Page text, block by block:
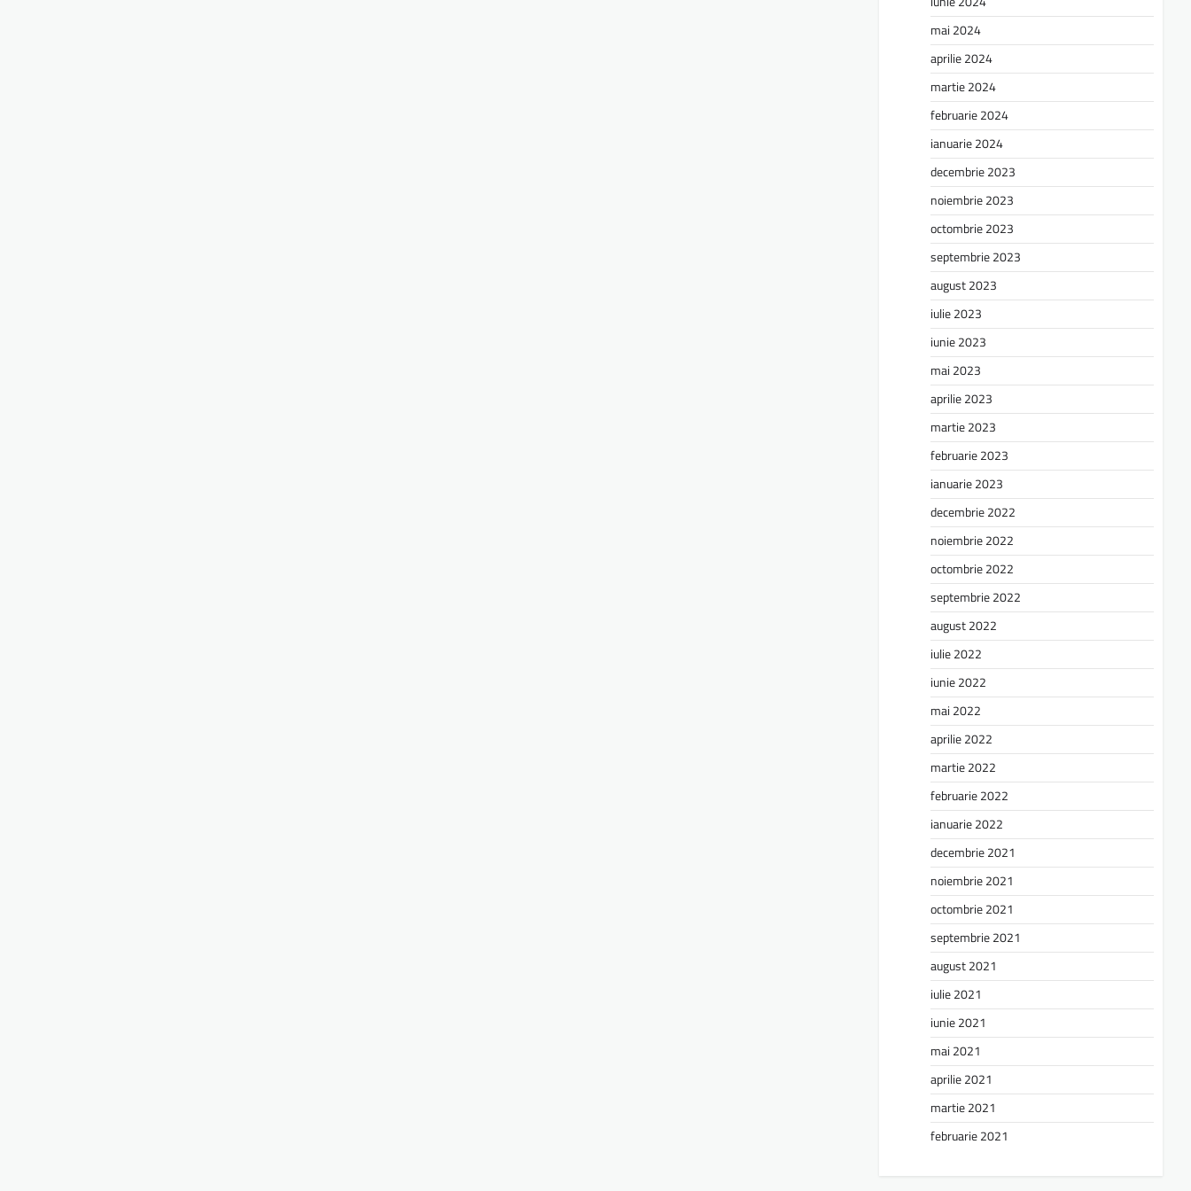
mai 2024
aprilie 2024
martie 2024
februarie 2024
ianuarie 2024
decembrie 2023
noiembrie 2023
octombrie 2023
septembrie 2023
august 2023
iulie 2023
iunie 2023
mai 2023
aprilie 2023
martie 2023
februarie 2023
ianuarie 2023
decembrie 2022
noiembrie 2022
octombrie 2022
septembrie 2022
august 2022
iulie 2022
iunie 2022
mai 2022
aprilie 2022
martie 2022
februarie 2022
ianuarie 2022
decembrie 2021
noiembrie 2021
octombrie 2021
septembrie 2021
august 2021
iulie 2021
iunie 2021
mai 2021
aprilie 2021
martie 2021
februarie 2021